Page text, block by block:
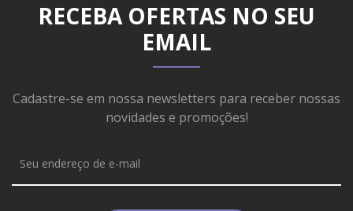
RECEBA OFERTAS NO SEU
EMAIL
Cadastre-se em nossa newsletters para receber nossas
novidades e promoções!